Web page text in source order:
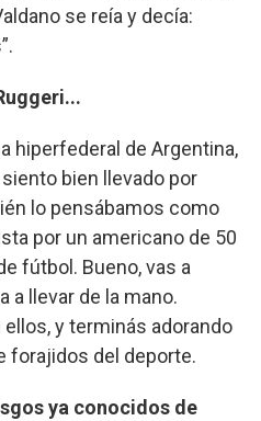
se reía y decía:
hiperfederal de Argentina,
bien llevado por
lo pensábamos como
por un americano de 50
fútbol. Bueno, vas a
a llevar de la mano.
y terminás adorando
forajidos del deporte.
ya conocidos de